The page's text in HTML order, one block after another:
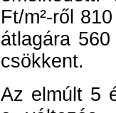
csökkent.
Az elmúlt 5
a változás.
között a
átlagos